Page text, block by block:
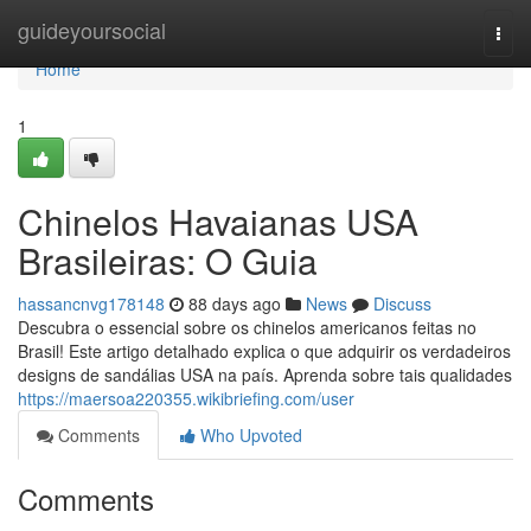
guideyoursocial
Home
Home
1
Chinelos Havaianas USA
Brasileiras: O Guia
hassancnvg178148 88 days ago News
Discuss
Descubra o essencial sobre os chinelos americanos feitas no
Brasil! Este artigo detalhado explica o que adquirir os verdadeiros
designs de sandálias USA na país. Aprenda sobre tais qualidades
https://maersoa220355.wikibriefing.com/user
Comments
Who Upvoted
Comments